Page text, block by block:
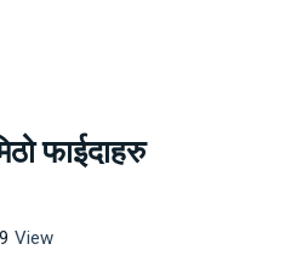
फाईदाहरु
View